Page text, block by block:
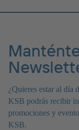
¿Quieres estar al día
KSB podrás recibir
promociones y
KSB.